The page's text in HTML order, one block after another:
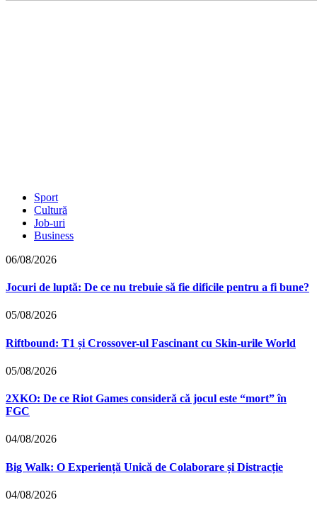
Sport
Cultură
Job-uri
Business
06/08/2026
Jocuri de luptă: De ce nu trebuie să fie dificile pentru a fi bune?
05/08/2026
Riftbound: T1 și Crossover-ul Fascinant cu Skin-urile World
05/08/2026
2XKO: De ce Riot Games consideră că jocul este “mort” în
FGC
04/08/2026
Big Walk: O Experiență Unică de Colaborare și Distracție
04/08/2026